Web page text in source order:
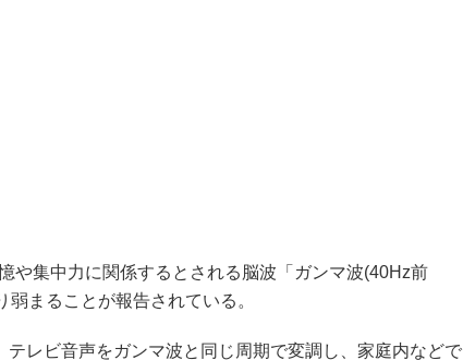
や集中力に関係するとされる脳波「ガンマ波(40Hz前
まることが報告されている。
テレビ音声をガンマ波と同じ周期で変調し、家庭内などで